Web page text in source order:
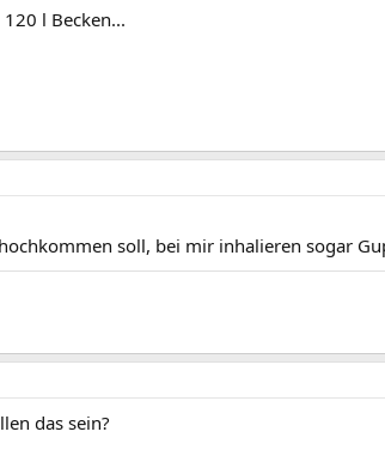
l Becken...
soll, bei mir inhalieren sogar
das sein?